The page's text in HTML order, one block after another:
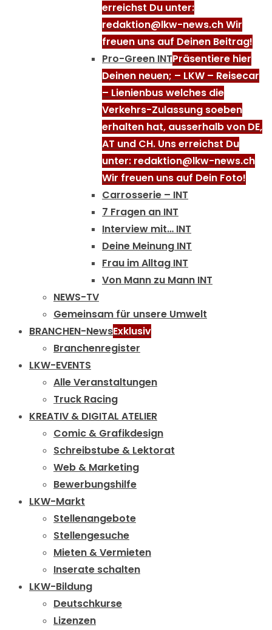
erreichst Du unter:
redaktion@lkw-news.ch Wir
freuen uns auf Deinen Beitrag!
Pro-Green INTPräsentiere hier
Deinen neuen; – LKW – Reisecar
– Lienienbus welches die
Verkehrs-Zulassung soeben
erhalten hat, ausserhalb von DE,
AT und CH. Uns erreichst Du
unter: redaktion@lkw-news.ch
Wir freuen uns auf Dein Foto!
Carrosserie – INT
7 Fragen an INT
Interview mit… INT
Deine Meinung INT
Frau im Alltag INT
Von Mann zu Mann INT
NEWS-TV
Gemeinsam für unsere Umwelt
BRANCHEN-NewsExklusiv
Branchenregister
LKW-EVENTS
Alle Veranstaltungen
Truck Racing
KREATIV & DIGITAL ATELIER
Comic & Grafikdesign
Schreibstube & Lektorat
Web & Marketing
Bewerbungshilfe
LKW-Markt
Stellenangebote
Stellengesuche
Mieten & Vermieten
Inserate schalten
LKW-Bildung
Deutschkurse
Lizenzen